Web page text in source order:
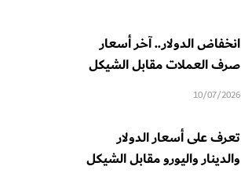
انخفاض الدولار.. آخر أسعار
صرف العملات مقابل الشيكل
10/07/2026
تعرف على أسعار الدولار
والدينار واليورو مقابل الشيكل